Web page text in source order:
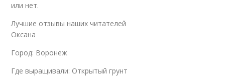
или нет.
Лучшие отзывы наших читателей
Оксана
Город: Воронеж
Где выращивали: Открытый грунт